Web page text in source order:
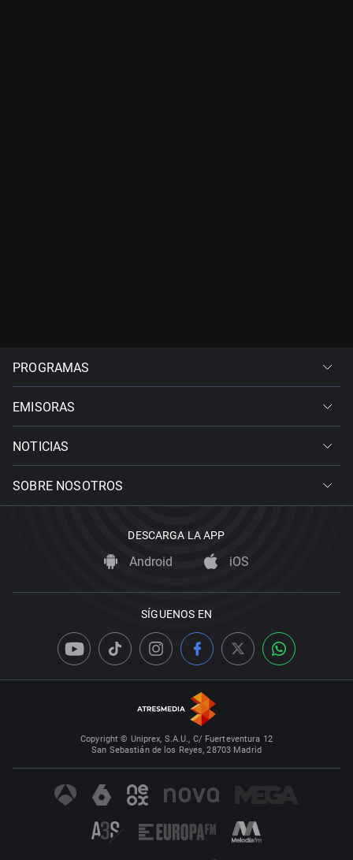
PROGRAMAS
EMISORAS
NOTICIAS
SOBRE NOSOTROS
DESCARGA LA APP
Android iOS
SÍGUENOS EN
Copyright © Uniprex, S.A.U., C/ Fuerteventura 12
San Sebastián de los Reyes, 28703 Madrid